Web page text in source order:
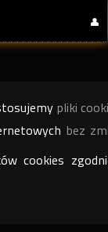
pliki
bez
cookies